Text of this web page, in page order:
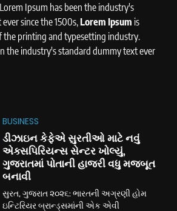
Ipsum has been the industry's
since the 1500s,Lorem Ipsum is
printing and typesetting industry.
the industry's standard dummy text ever
BUSINESS
ડીઝાઇન કેફેએ સુરતીઓ માટે નવું
એક્સપિરિયન્સ સેન્ટર ખોલ્યું,
ગુજરાતમાં પોતાની હાજરી વધુ મજબૂત
બનાવી
સુરત, ગુજરાત ૨૦૨૬: ભારતની અગ્રણી હોમ
ઇન્ટિરિયર બ્રાન્ડ્સમાંની એક એવી